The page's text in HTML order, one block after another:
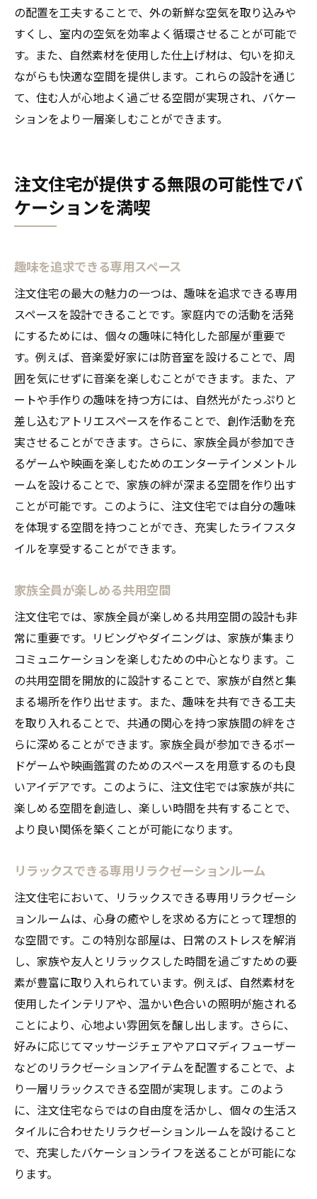
の配置を工夫することで、外の新鮮な空気を取り込みや
すくし、室内の空気を効率よく循環させることが可能で
す。また、自然素材を使用した仕上げ材は、匂いを抑え
ながらも快適な空間を提供します。これらの設計を通じ
て、住む人が心地よく過ごせる空間が実現され、バケー
ションをより一層楽しむことができます。
注文住宅が提供する無限の可能性でバ
ケーションを満喫
趣味を追求できる専用スペース
注文住宅の最大の魅力の一つは、趣味を追求できる専用
スペースを設計できることです。家庭内での活動を活発
にするためには、個々の趣味に特化した部屋が重要で
す。例えば、音楽愛好家には防音室を設けることで、周
囲を気にせずに音楽を楽しむことができます。また、ア
ートや手作りの趣味を持つ方には、自然光がたっぷりと
差し込むアトリエスペースを作ることで、創作活動を充
実させることができます。さらに、家族全員が参加でき
るゲームや映画を楽しむためのエンターテインメントル
ームを設けることで、家族の絆が深まる空間を作り出す
ことが可能です。このように、注文住宅では自分の趣味
を体現する空間を持つことができ、充実したライフスタ
イルを享受することができます。
家族全員が楽しめる共用空間
注文住宅では、家族全員が楽しめる共用空間の設計も非
常に重要です。リビングやダイニングは、家族が集まり
コミュニケーションを楽しむための中心となります。こ
の共用空間を開放的に設計することで、家族が自然と集
まる場所を作り出せます。また、趣味を共有できる工夫
を取り入れることで、共通の関心を持つ家族間の絆をさ
らに深めることができます。家族全員が参加できるボー
ドゲームや映画鑑賞のためのスペースを用意するのも良
いアイデアです。このように、注文住宅では家族が共に
楽しめる空間を創造し、楽しい時間を共有することで、
より良い関係を築くことが可能になります。
リラックスできる専用リラクゼーションルーム
注文住宅において、リラックスできる専用リラクゼーシ
ョンルームは、心身の癒やしを求める方にとって理想的
な空間です。この特別な部屋は、日常のストレスを解消
し、家族や友人とリラックスした時間を過ごすための要
素が豊富に取り入れられています。例えば、自然素材を
使用したインテリアや、温かい色合いの照明が施される
ことにより、心地よい雰囲気を醸し出します。さらに、
好みに応じてマッサージチェアやアロマディフューザー
などのリラクゼーションアイテムを配置することで、よ
り一層リラックスできる空間が実現します。このよう
に、注文住宅ならではの自由度を活かし、個々の生活ス
タイルに合わせたリラクゼーションルームを設けること
で、充実したバケーションライフを送ることが可能にな
ります。